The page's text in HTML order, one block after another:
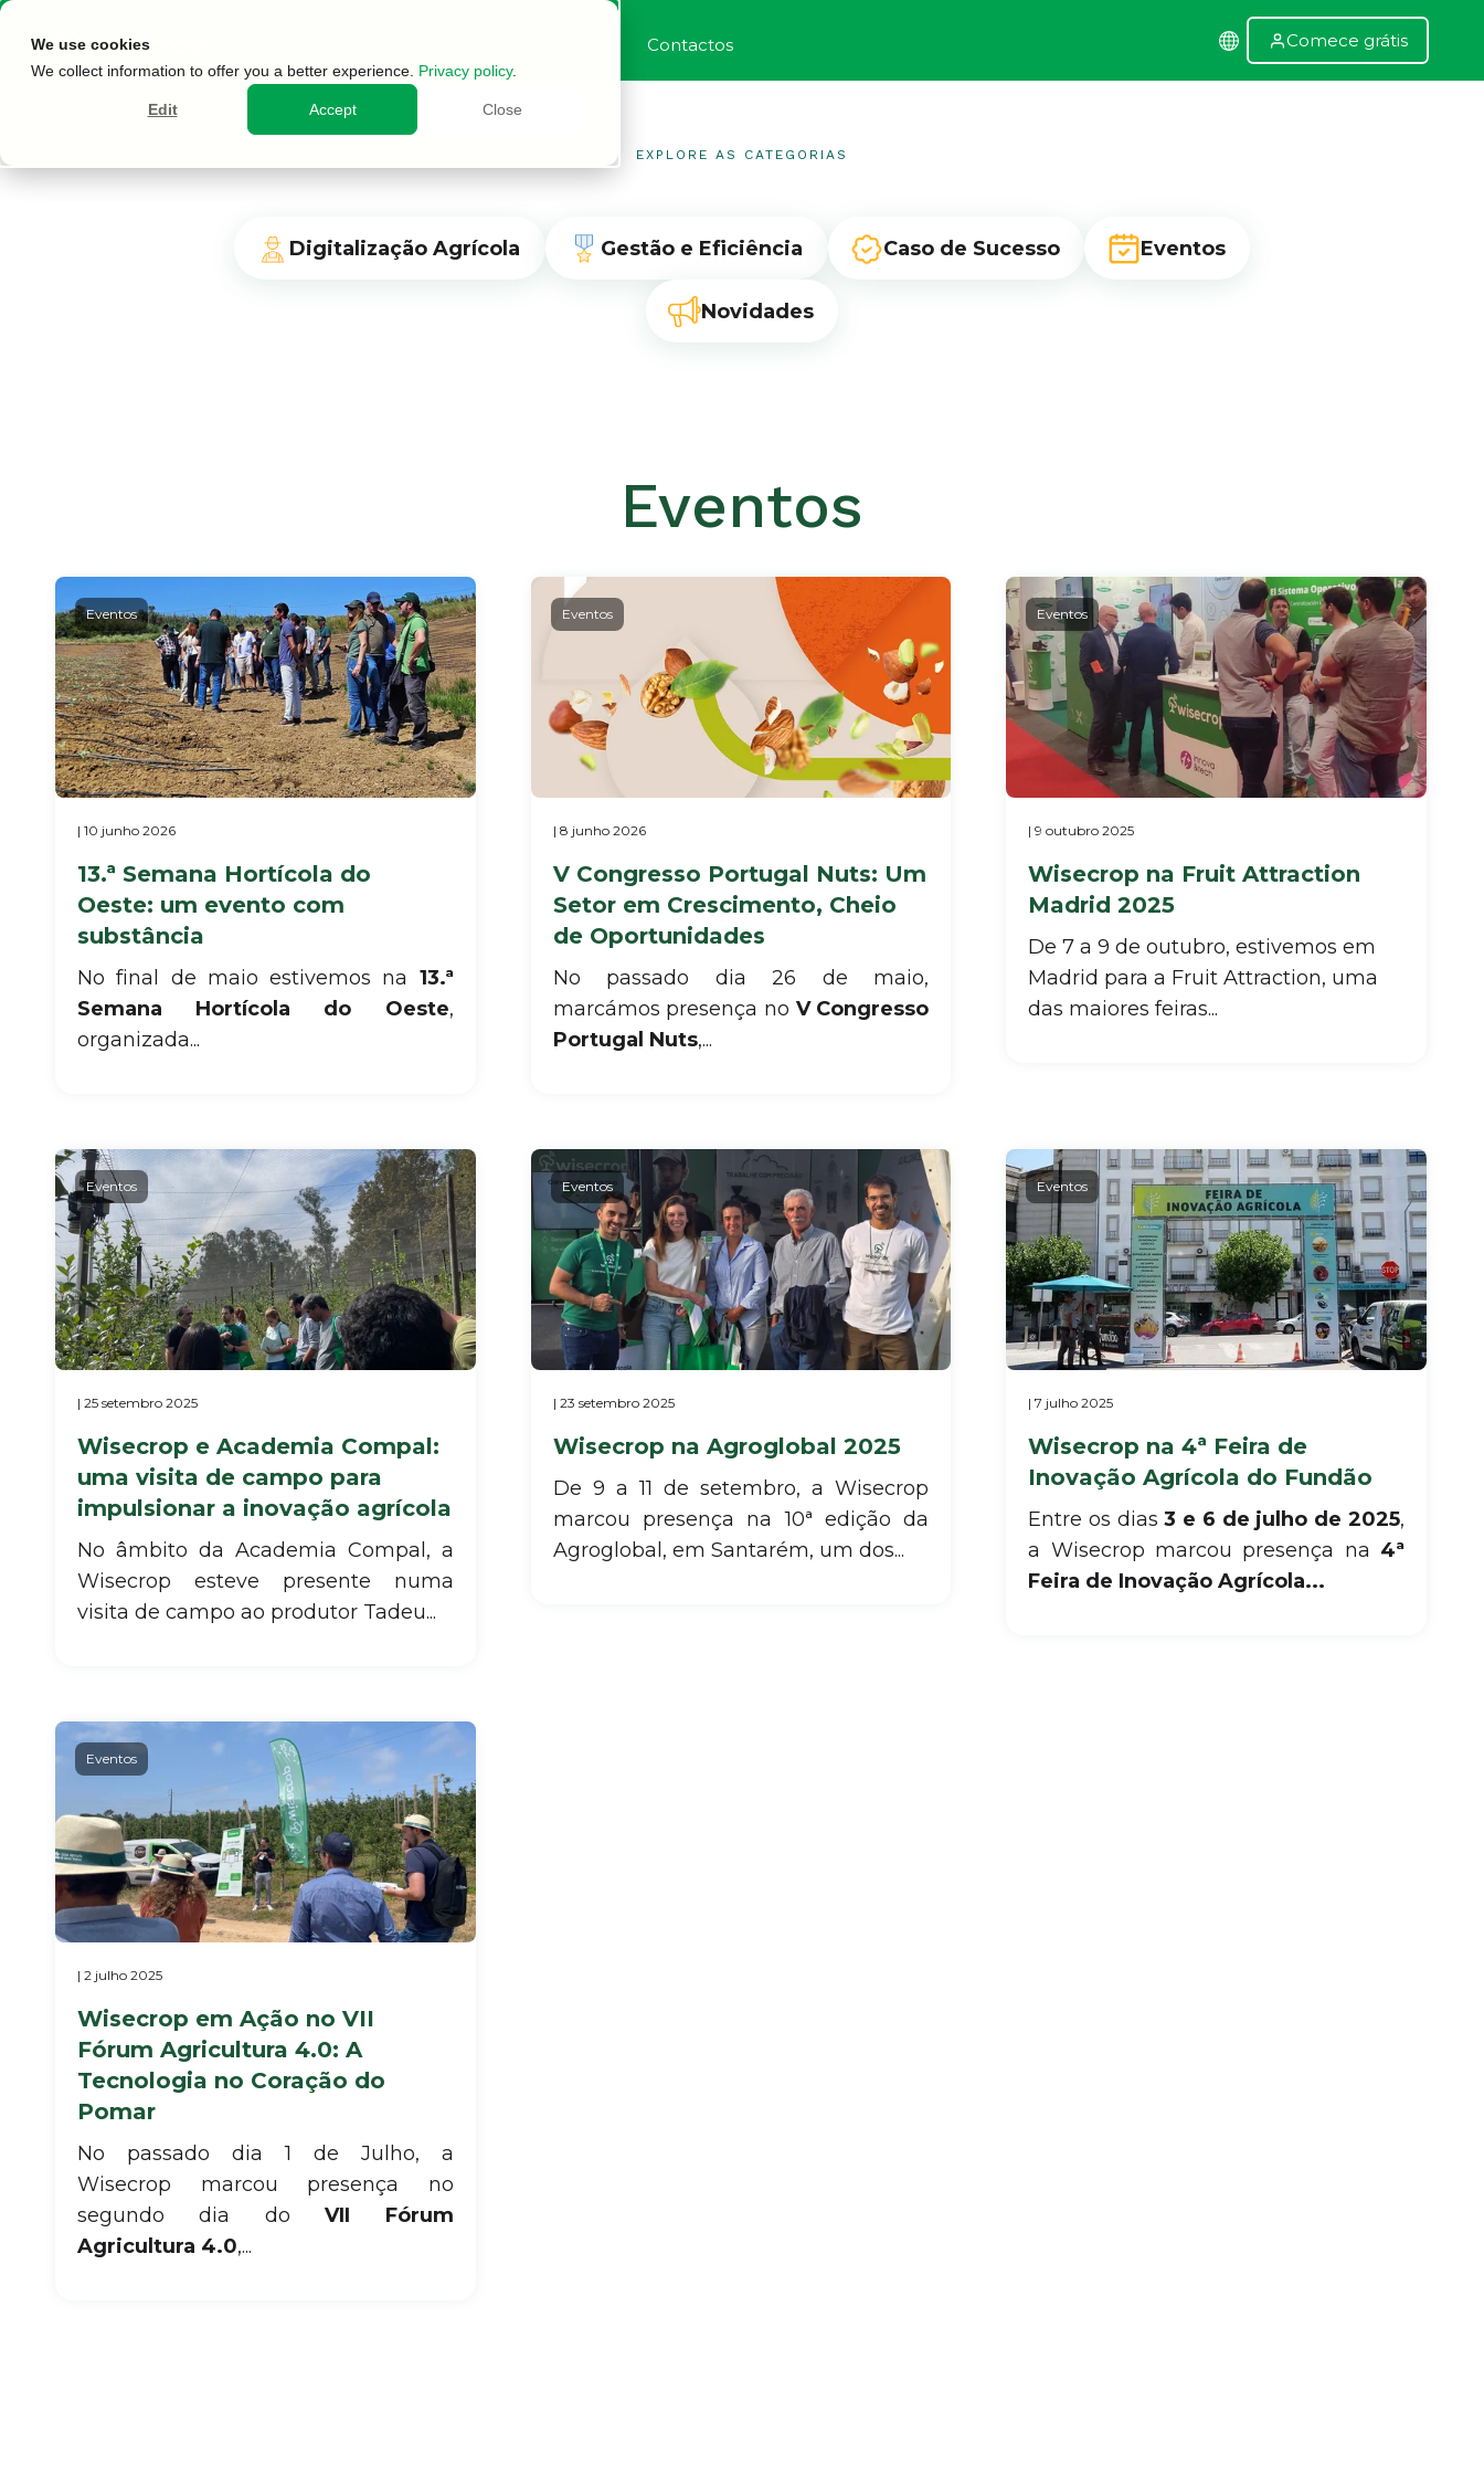
We use cookies
We collect information to offer you a better experience. Privacy policy.
Edit Accept Close
Contactos Comece grátis
EXPLORE AS CATEGORIAS
Digitalização Agrícola Gestão e Eficiência Caso de Sucesso Eventos
Novidades
Eventos
Eventos
| 10 junho 2026
13.ª Semana Hortícola do
Oeste: um evento com
substância
No final de maio estivemos na 13.ª
Semana Hortícola do Oeste,
organizada...
Eventos
| 8 junho 2026
V Congresso Portugal Nuts: Um
Setor em Crescimento, Cheio
de Oportunidades
No passado dia 26 de maio,
marcámos presença no V Congresso
Portugal Nuts,...
Eventos
| 9 outubro 2025
Wisecrop na Fruit Attraction
Madrid 2025
De 7 a 9 de outubro, estivemos em
Madrid para a Fruit Attraction, uma
das maiores feiras...
Eventos
| 25 setembro 2025
Wisecrop e Academia Compal:
uma visita de campo para
impulsionar a inovação agrícola
No âmbito da Academia Compal, a
Wisecrop esteve presente numa
visita de campo ao produtor Tadeu...
Eventos
| 23 setembro 2025
Wisecrop na Agroglobal 2025
De 9 a 11 de setembro, a Wisecrop
marcou presença na 10ª edição da
Agroglobal, em Santarém, um dos...
Eventos
| 7 julho 2025
Wisecrop na 4ª Feira de
Inovação Agrícola do Fundão
Entre os dias3 e 6 de julho de 2025,
a Wisecrop marcou presença na 4ª
Feira de Inovação Agrícola...
Eventos
| 2 julho 2025
Wisecrop em Ação no VII
Fórum Agricultura 4.0: A
Tecnologia no Coração do
Pomar
No passado dia 1 de Julho, a
Wisecrop marcou presença no
segundo dia doVII Fórum
Agricultura 4.0,...